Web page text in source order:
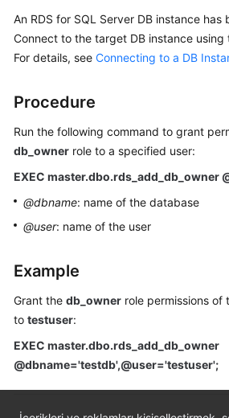
FAQs
Glossary
Documents
Reference
Shared
Responsibilities
An RDS for SQL Server DB instance has
Connect to the target DB instance using
For details, see Connecting to a DB
Procedure
Run the following command to grant
db_owner role to a specified user:
EXEC master.dbo.rds_add_db_owner
@dbname: name of the database
@user: name of the user
Example
Grant the db_owner role permissions of
to testuser:
EXEC master.dbo.rds_add_db_owner
@dbname='testdb',@user='testuser';